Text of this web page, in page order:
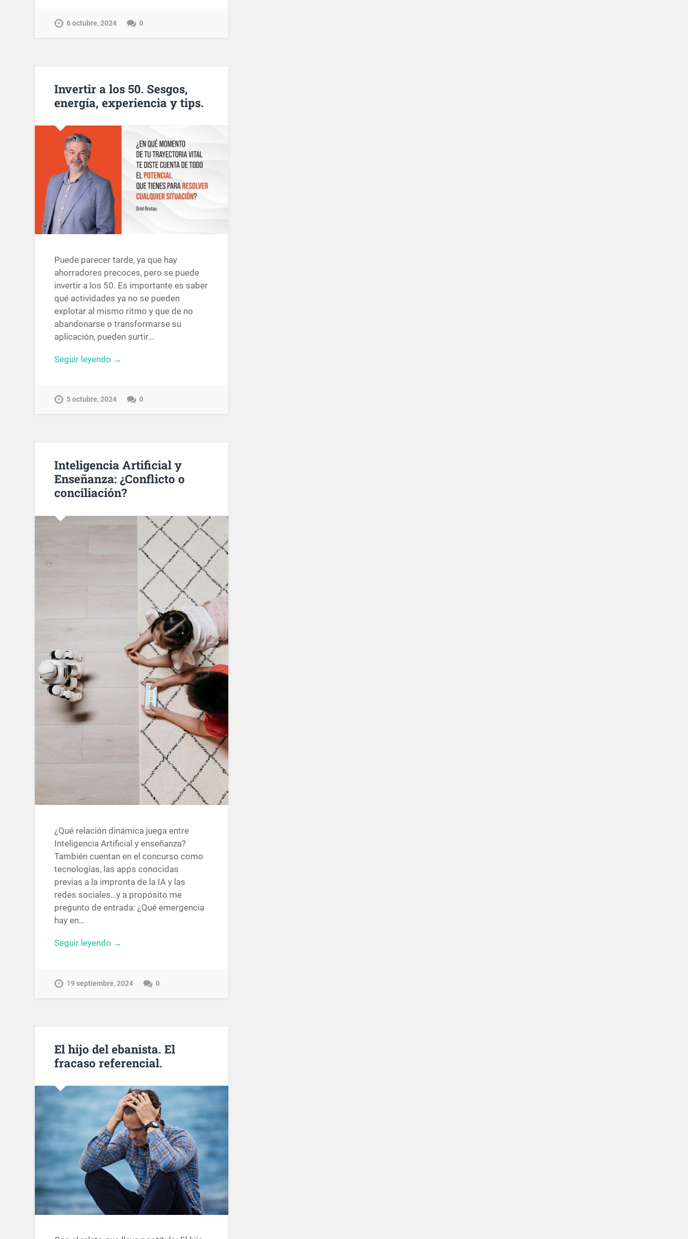
6 octubre, 2024 0
Invertir a los 50. Sesgos,
energía, experiencia y tips.
Puede parecer tarde, ya que hay
ahorradores precoces, pero se puede
invertir a los 50. Es importante es saber
qué actividades ya no se pueden
explotar al mismo ritmo y que de no
abandonarse o transformarse su
aplicación, pueden surtir…
Seguir leyendo →
5 octubre, 2024 0
Inteligencia Artificial y
Enseñanza: ¿Conflicto o
conciliación?
¿Qué relación dinámica juega entre
Inteligencia Artificial y enseñanza?
También cuentan en el concurso como
tecnologías, las apps conocidas
previas a la impronta de la IA y las
redes sociales…y a propósito me
pregunto de entrada: ¿Qué emergencia
hay en…
Seguir leyendo →
19 septiembre, 2024 0
El hijo del ebanista. El
fracaso referencial.